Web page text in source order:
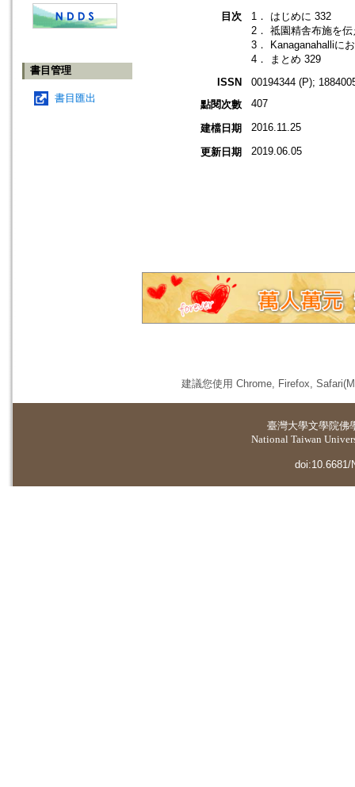
書目管理
書目匯出
目次
1． はじめに 332
2． 祗園精舎布施を
3． Kanaganahalliに
4． まとめ 329
ISSN
00194344 (P);
點閱次數
407
建檔日期 2016.11.25
更新日期 2019.06.05
建議您使用 Chrome, Firefox,
臺灣大學文學院佛
National Taiwan
doi:10.6681/